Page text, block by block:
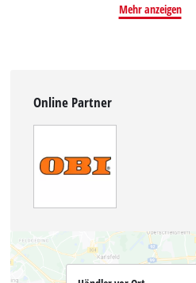
Mehr anzeigen
Online Partner